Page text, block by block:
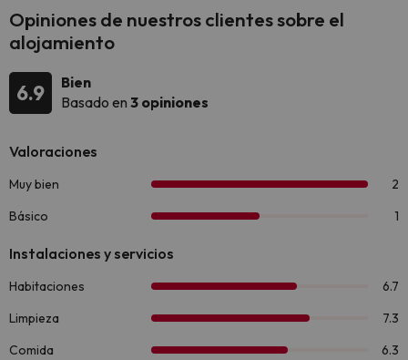
Opiniones de nuestros clientes sobre el
alojamiento
6.9
Bien
Basado en 3 opiniones